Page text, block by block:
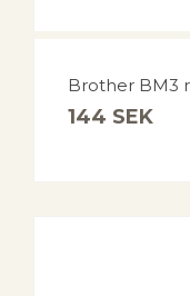
Brother BM3
144 SEK